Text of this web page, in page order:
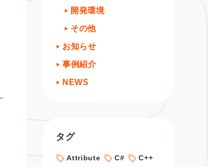
開発環境
その他
お知らせ
事例紹介
NEWS
タグ
Attribute C#
C++